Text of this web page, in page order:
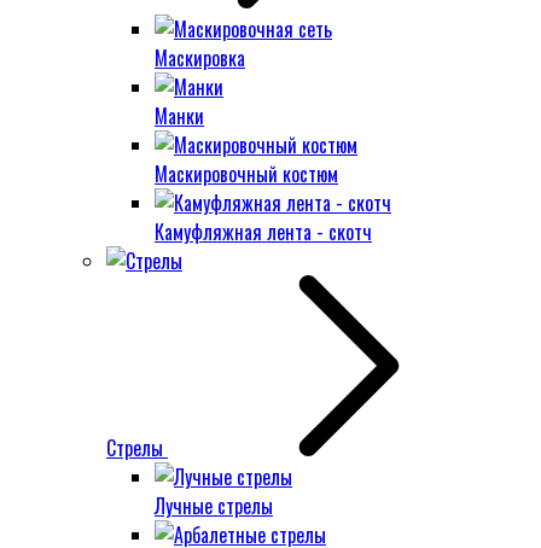
Маскировка
Манки
Маскировочный костюм
Камуфляжная лента - скотч
Стрелы
Лучные стрелы